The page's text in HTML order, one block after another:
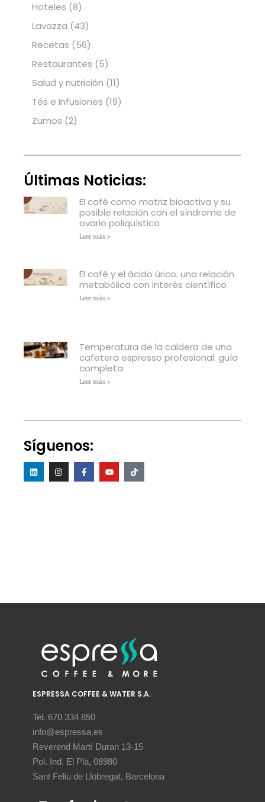
Hoteles (8)
Lavazza (43)
Recetas (56)
Restaurantes (5)
Salud y nutrición (11)
Tés e Infusiones (19)
Zumos (2)
Últimas Noticias:
El café como matriz bioactiva y su
posible relación con el síndrome de
ovario poliquístico
Leer más »
El café y el ácido úrico: una relación
metabólica con interés científico
Leer más »
Temperatura de la caldera de una
cafetera espresso profesional: guía
completa
Leer más »
Síguenos:
ESPRESSA COFFEE & WATER S.A.
Tel. 670 334 850
info@espressa.es
Reverend Martí Duran 13-15
Pol. Ind. El Plà, 08980
Sant Feliu de Llobregat, Barcelona